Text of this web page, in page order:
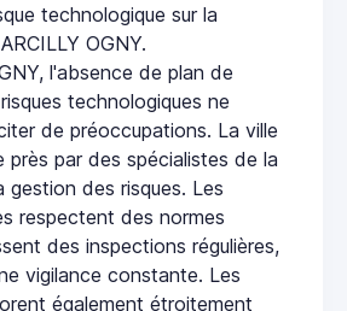
technologique sur la
OGNY.
l'absence de plan de
technologiques ne
de préoccupations. La ville
près par des spécialistes de la
gestion des risques. Les
respectent des normes
des inspections régulières,
vigilance constante. Les
également étroitement